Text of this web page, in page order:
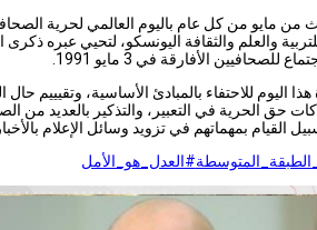
من مايو من كل عام باليوم العالمي لحرية
والعلم والثقافة اليونسكو، لتحيي عبره ذكرى
الأفارقة في 3 مايو 1991.
اليوم للاحتفاء بالمبادئ الأساسية، وتقيييم حال
حق الحرية في التعبير، والتذكير بالعديد من
القيام بمهماتهم في تزويد وسائل الإعلام
#العدل_هو_الأمل